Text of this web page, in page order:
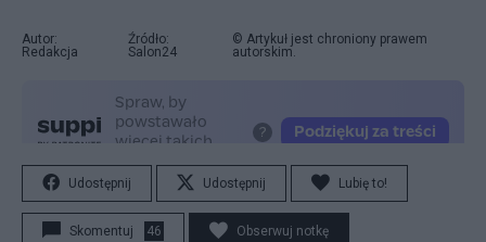
Autor:
Redakcja
Źródło:
Salon24
© Artykuł jest chroniony prawem
autorskim.
Udostępnij Udostępnij Lubię to!
Skomentuj 46 Obserwuj notkę